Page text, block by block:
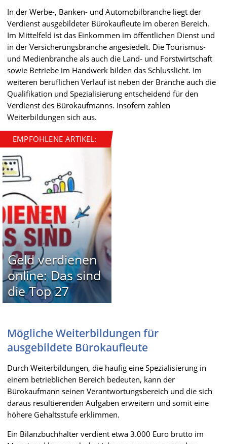
In der Werbe-, Banken- und Automobilbranche liegt der
Verdienst ausgebildeter Bürokaufleute im oberen Bereich.
Im Mittelfeld ist das Einkommen im öffentlichen Dienst und
in der Versicherungsbranche angesiedelt. Die Tourismus-
und Medienbranche als auch die Land- und Forstwirtschaft
sowie Betriebe im Handwerk bilden das Schlusslicht. Im
weiteren beruflichen Verlauf ist neben der Branche auch die
Qualifikation und Spezialisierung entscheidend für den
Verdienst des Bürokaufmanns. Insofern zahlen
Weiterbildungen sich aus.
EMPFOHLENE ARTIKEL:
Geld verdienen
online: Das sind
die Top 27
Mögliche Weiterbildungen für
ausgebildete Bürokaufleute
Durch Weiterbildungen, die häufig eine Spezialisierung in
einem betrieblichen Bereich bedeuten, kann der
Bürokaufmann seinen Verantwortungsbereich und die sich
daraus resultierenden Aufgaben erweitern und somit eine
höhere Gehaltsstufe erklimmen.
Ein Bilanzbuchhalter verdient etwa 3.000 Euro brutto im